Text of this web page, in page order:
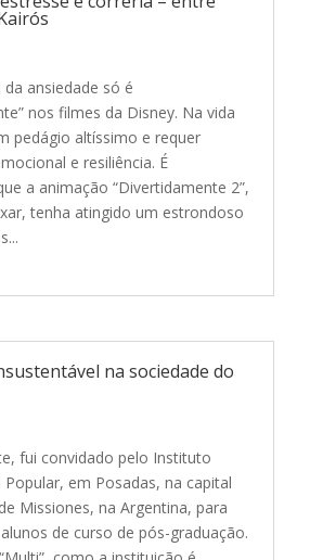
da ansiedade só é
nos filmes da Disney. Na vida
pedágio altíssimo e requer
e resiliência. É
a animação “Divertidamente 2”,
tenha atingido um estrondoso
na sociedade do
fui convidado pelo Instituto
Popular, em Posadas, na capital
Missiones, na Argentina, para
de curso de pós-graduação.